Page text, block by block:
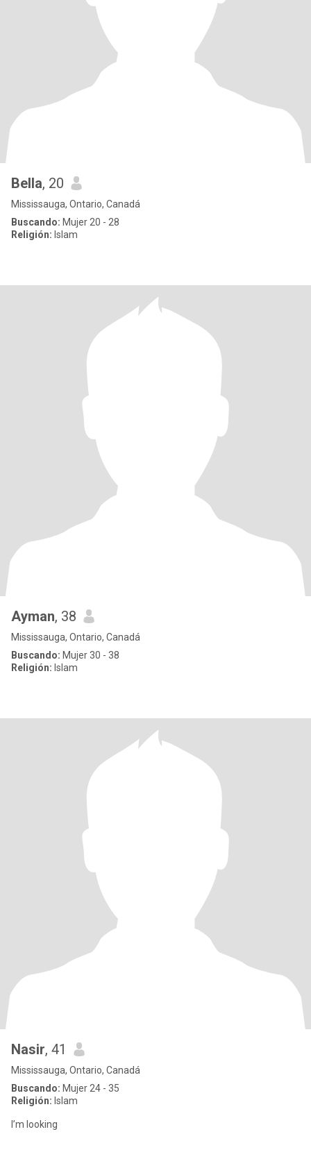
Bella, 20
Mississauga, Ontario, Canadá
Buscando: Mujer 20 - 28
Religión: Islam
Ayman, 38
Mississauga, Ontario, Canadá
Buscando: Mujer 30 - 38
Religión: Islam
Nasir, 41
Mississauga, Ontario, Canadá
Buscando: Mujer 24 - 35
Religión: Islam
I’m looking